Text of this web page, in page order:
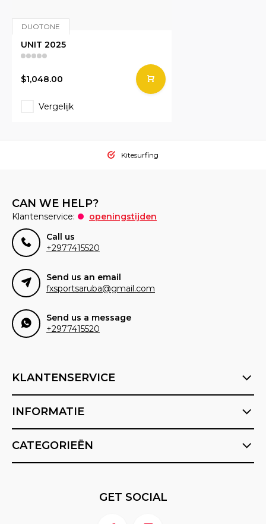
DUOTONE
UNIT 2025
$1,048.00
Vergelijk
Kitesurfing
CAN WE HELP?
Klantenservice:
openingstijden
Call us
+2977415520
Send us an email
fxsportsaruba@gmail.com
Send us a message
+2977415520
KLANTENSERVICE
INFORMATIE
CATEGORIEËN
GET SOCIAL